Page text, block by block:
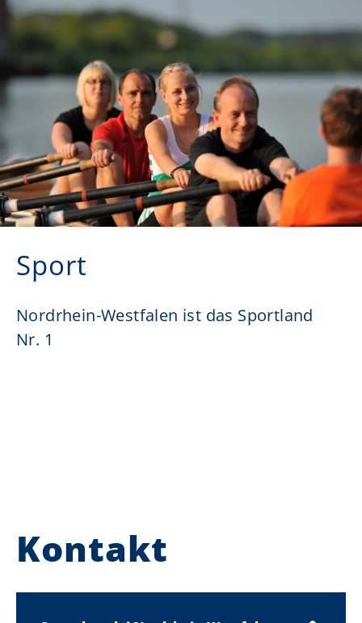
Sport
Nordrhein-Westfalen ist das Sportland
Nr. 1
Kontakt